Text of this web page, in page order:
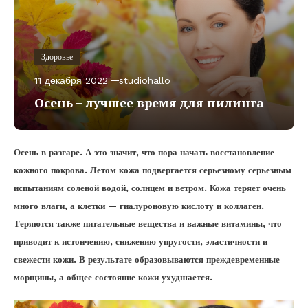
Здоровье
11 декабря 2022 studiohallo_
Осень – лучшее время для пилинга
Осень в разгаре. А это значит, что пора начать восстановление
кожного покрова. Летом кожа подвергается серьезному серьезным
испытаниям соленой водой, солнцем и ветром. Кожа теряет очень
много влаги, а клетки — гиалуроновую кислоту и коллаген.
Теряются также питательные вещества и важные витамины, что
приводит к истончению, снижению упругости, эластичности и
свежести кожи. В результате образовываются преждевременные
морщины, а общее состояние кожи ухудшается.